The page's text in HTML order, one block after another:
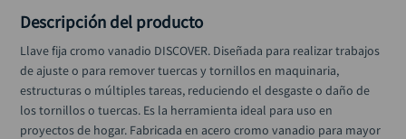
Descripción del producto
Llave fija cromo vanadio DISCOVER. Diseñada para realizar trabajos
de ajuste o para remover tuercas y tornillos en maquinaria,
estructuras o múltiples tareas, reduciendo el desgaste o daño de
los tornillos o tuercas. Es la herramienta ideal para uso en
proyectos de hogar. Fabricada en acero cromo vanadio para mayor
taladro inalámbrico
rodachina